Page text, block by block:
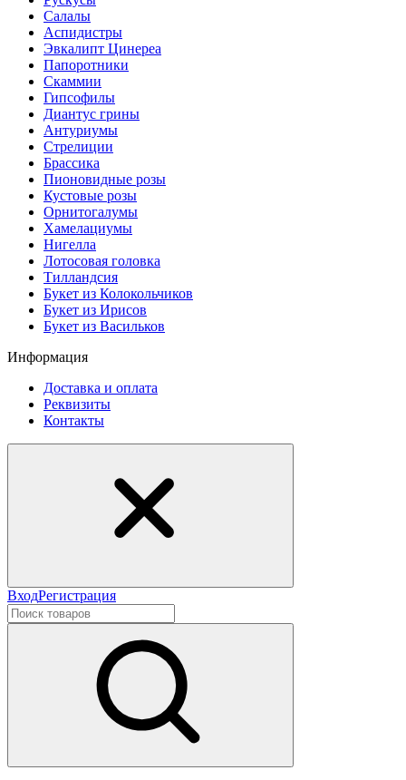
Салалы
Аспидистры
Эвкалипт Цинереа
Папоротники
Скаммии
Гипсофилы
Диантус грины
Антуриумы
Стрелиции
Брассика
Пионовидные розы
Кустовые розы
Орнитогалумы
Хамелациумы
Нигелла
Лотосовая головка
Тилландсия
Букет из Колокольчиков
Букет из Ирисов
Букет из Васильков
Информация
Доставка и оплата
Реквизиты
Контакты
ВходРегистрация